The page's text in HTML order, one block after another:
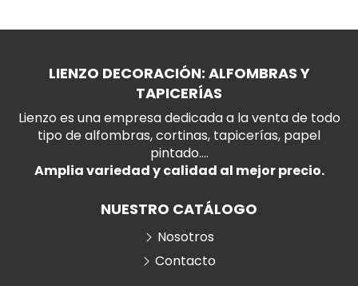
LIENZO DECORACIÓN: ALFOMBRAS Y
TAPICERÍAS
Lienzo es una empresa dedicada a la venta de todo
tipo de alfombras, cortinas, tapicerías, papel
pintado....
Amplia variedad y calidad al mejor precio.
NUESTRO CATÁLOGO
Nosotros
Contacto